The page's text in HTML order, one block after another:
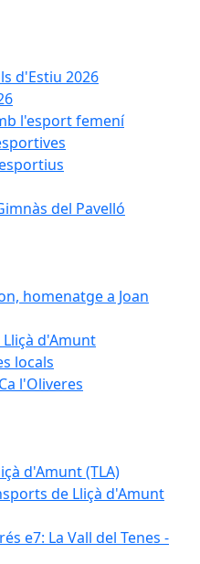
d'Estiu 2026
l'esport femení
del Pavelló
homenatge a Joan
d'Amunt
locals
l'Oliveres
d'Amunt (TLA)
de Lliçà d'Amunt
e7: La Vall del Tenes -